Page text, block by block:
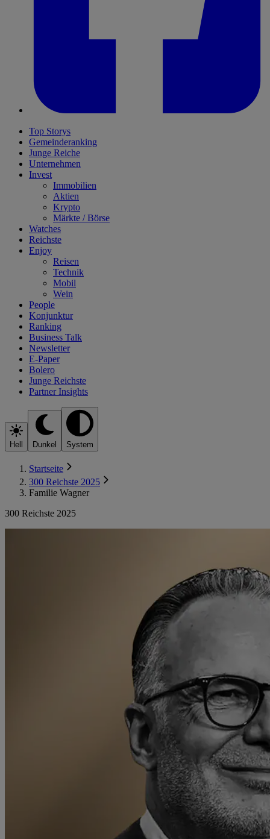
Top Storys
Gemeinderanking
Junge Reiche
Unternehmen
Invest
Immobilien
Aktien
Krypto
Märkte / Börse
Watches
Reichste
Enjoy
Reisen
Technik
Mobil
Wein
People
Konjunktur
Ranking
Business Talk
Newsletter
E-Paper
Bolero
Junge Reichste
Partner Insights
Hell Dunkel System
Startseite
300 Reichste 2025
Familie Wagner
300 Reichste 2025